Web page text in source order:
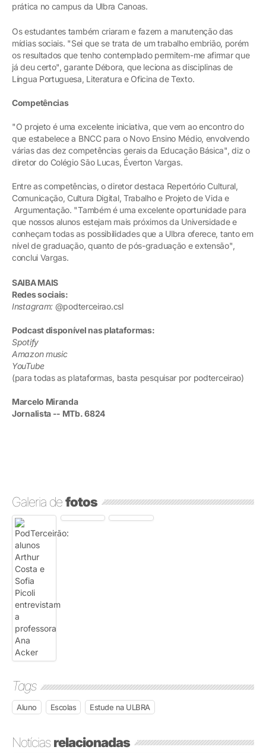
prática no campus da Ulbra Canoas.
Os estudantes também criaram e fazem a manutenção das
mídias sociais. "Sei que se trata de um trabalho embrião, porém
os resultados que tenho contemplado permitem-me afirmar que
já deu certo", garante Débora, que leciona as disciplinas de
Língua Portuguesa, Literatura e Oficina de Texto.
Competências
"O projeto é uma excelente iniciativa, que vem ao encontro do
que estabelece a BNCC para o Novo Ensino Médio, envolvendo
várias das dez competências gerais da Educação Básica", diz o
diretor do Colégio São Lucas, Éverton Vargas.
Entre as competências, o diretor destaca Repertório Cultural,
Comunicação, Cultura Digital, Trabalho e Projeto de Vida e
Argumentação. "Também é uma excelente oportunidade para
que nossos alunos estejam mais próximos da Universidade e
conheçam todas as possibilidades que a Ulbra oferece, tanto em
nível de graduação, quanto de pós-graduação e extensão",
conclui Vargas.
SAIBA MAIS
Redes sociais:
Instagram: @podterceirao.csl
Podcast disponível nas plataformas:
Spotify
Amazon music
YouTube
(para todas as plataformas, basta pesquisar por podterceirao)
Marcelo Miranda
Jornalista -- MTb. 6824
Galeria defotos
Tags
Aluno Escolas Estude na ULBRA
Notíciasrelacionadas